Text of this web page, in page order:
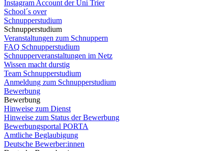
Instagram Account der Uni Trier
School´s over
Schnupperstudium
Schnupperstudium
Veranstaltungen zum Schnuppern
FAQ Schnupperstudium
Schnupperveranstaltungen im Netz
Wissen macht durstig
Team Schnupperstudium
Anmeldung zum Schnupperstudium
Bewerbung
Bewerbung
Hinweise zum Dienst
Hinweise zum Status der Bewerbung
Bewerbungsportal PORTA
Amtliche Beglaubigung
Deutsche Bewerber:innen